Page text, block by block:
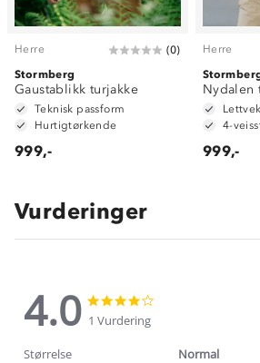
Herre (0)
Stormberg
Gaustablikk turjakke
Teknisk passform
Hurtigtørkende
999,-
Herre
Nydalen
4-
999,-
Vurderinger
4.0
4.0
star
rating
1 Vurdering
Størrelse Normal